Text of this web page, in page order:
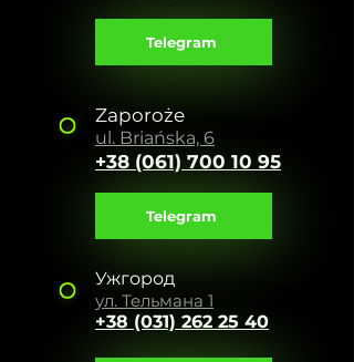
Telegram
Zaporoże
ul. Briańska, 6
+38 (061) 700 10 95
Telegram
Ужгород
ул. Тельмана 1
+38 (031) 262 25 40